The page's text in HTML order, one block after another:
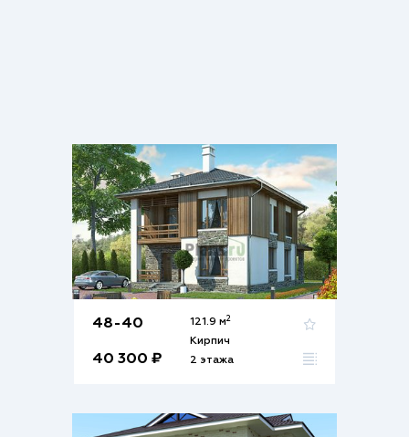
48-40
40 300 ₽
121.9 м2
Кирпич
2 этажа